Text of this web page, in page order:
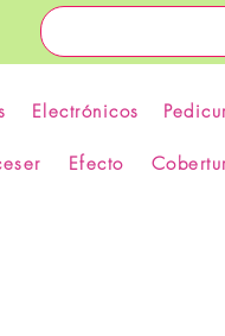
Electrónicos
Efecto